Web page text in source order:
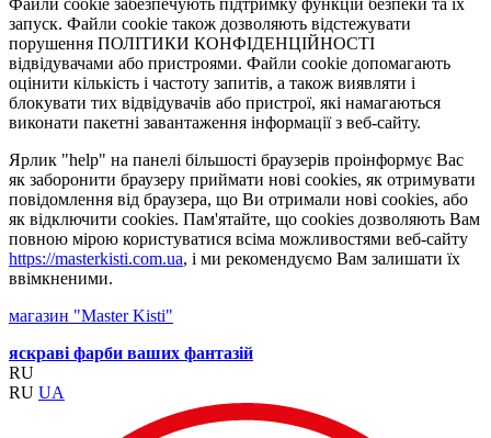
Файли cookie забезпечують підтримку функцій безпеки та їх
запуск. Файли cookie також дозволяють відстежувати
порушення ПОЛІТИКИ КОНФІДЕНЦІЙНОСТІ
відвідувачами або пристроями. Файли cookie допомагають
оцінити кількість і частоту запитів, а також виявляти і
блокувати тих відвідувачів або пристрої, які намагаються
виконати пакетні завантаження інформації з веб-сайту.
Ярлик "help" на панелі більшості браузерів проінформує Вас
як заборонити браузеру приймати нові cookies, як отримувати
повідомлення від браузера, що Ви отримали нові cookies, або
як відключити cookies. Пам'ятайте, що cookies дозволяють Вам
повною мірою користуватися всіма можливостями веб-сайту
https://masterkisti.com.ua, і ми рекомендуємо Вам залишати їх
ввімкненими.
магазин "Master Kisti"
яскраві фарби ваших фантазій
RU
RU UA